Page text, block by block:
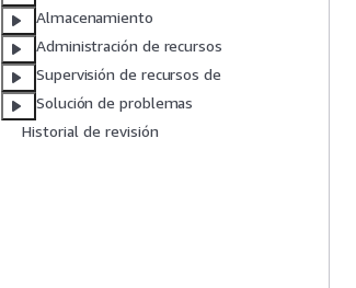
Almacenamiento
Administración de recursos
Supervisión de recursos de
Solución de problemas
Historial de revisión